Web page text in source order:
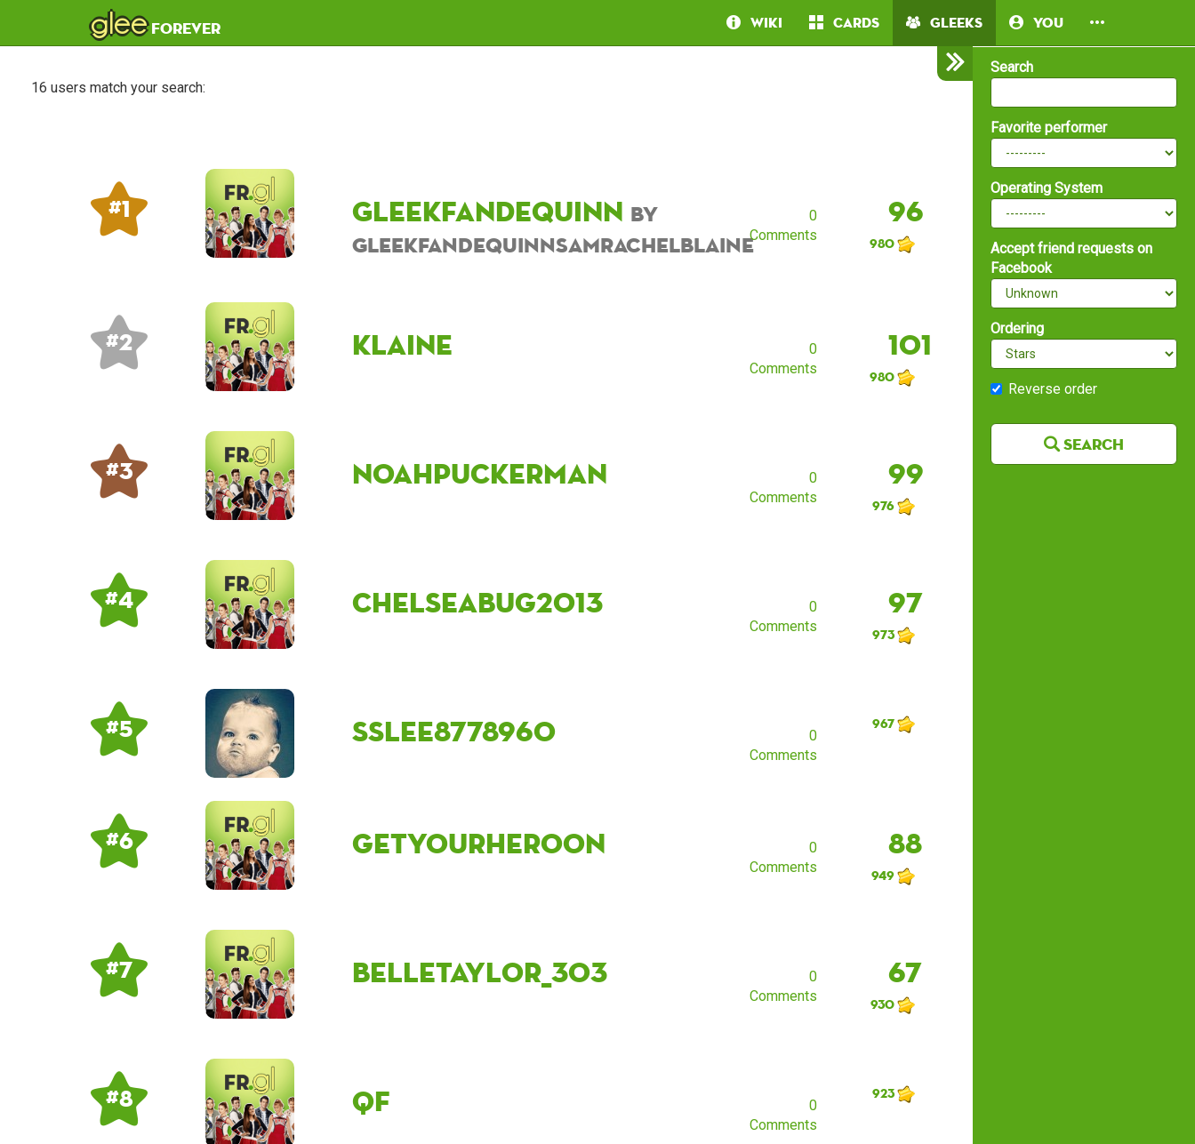
gleeforever Wiki Cards Gleeks You
Search
Favorite performer
Operating System
Accept friend requests on
Facebook
Ordering
Reverse order
Search
16 users match your search:
# 1 Gleekfandequinn by
Gleekfandequinnsamrachelblaine
0
Comments
96
980
# 2 klaine
0
Comments
101
980
# 3 noahpuckerman
0
Comments
99
976
# 4 Chelseabug2013
0
Comments
97
973
# 5 sslee8778960
0
Comments
967
# 6 getyourheroon
0
Comments
88
949
# 7 belletaylor_303
0
Comments
67
930
# 8 QF
0
Comments
923